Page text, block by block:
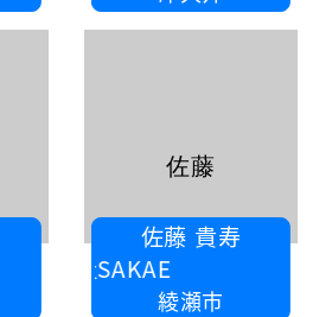
佐藤 貴寿
株式会社SAKAE
綾瀬市
佐藤